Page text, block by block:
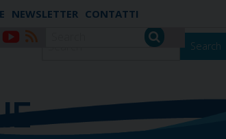
NEWSLETTER CONTATTI
Search